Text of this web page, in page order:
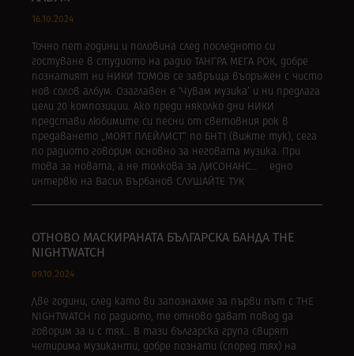
16.10.2024
Точно пет години и половина след последното си
гостуване в студиото на радио ТАНГРА МЕГА РОК, добре
познатият ни НИКИ ТОМОВ се завръща въоръжен с чисто
нов солов албум. Озаглавен е ‘Чувам музика’ и ни предлага
цели 20 композиции. Ако преди няколко дни НИКИ
представи любимите си песни от световния рок в
предаването „МОЯТ ПЛЕЙЛИСТ“ по БНТ1 (вижте тук), сега
по радиото говорим основно за неговата музика. При
това за новата, а не толкова за ДИСОНАНС… едно
интервю на Васил Върбанов СЛУШАЙТЕ ТУК
ОТНОВО МАСКИРАНАТА БЪЛГАРСКА БАНДА THE
NIGHTWATCH
09.10.2024
Две години, след като ви запознахме за първи път с THE
NIGHTWATCH по радиото, те отново дават повод да
говорим за и с тях… В тази българска група свирят
четирима музиканти, добре познати (според тях) на